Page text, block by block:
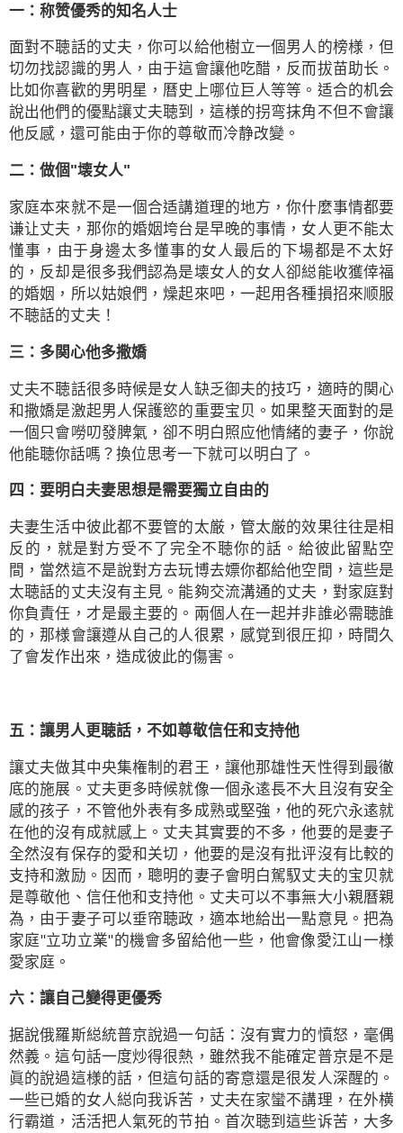
一：称赞優秀的知名人士
面對不聴話的丈夫，你可以給他樹立一個男人的榜様，但
切勿找認識的男人，由于這會讓他吃醋，反而拔苗助长。
比如你喜歡的男明星，曆史上哪位巨人等等。适合的机会
說出他們的優點讓丈夫聴到，這様的拐弯抹角不但不會讓
他反感，還可能由于你的尊敬而冷静改變。
二：做個"壊女人"
家庭本來就不是一個合适講道理的地方，你什麼事情都要
谦让丈夫，那你的婚姻垮台是早晚的事情，女人更不能太
懂事，由于身邊太多懂事的女人最后的下場都是不太好
的，反却是很多我們認為是壊女人的女人卻縂能收獲倖福
的婚姻，所以姑娘們，燥起來吧，一起用各種損招來顺服
不聴話的丈夫！
三：多関心他多撒嬌
丈夫不聴話很多時候是女人缺乏御夫的技巧，適時的関心
和撒嬌是激起男人保護慾的重要宝贝。如果整天面對的是
一個只會嘮叨發脾氣，卻不明白照应他情緒的妻子，你說
他能聴你話嗎？換位思考一下就可以明白了。
四：要明白夫妻思想是需要獨立自由的
夫妻生活中彼此都不要管的太厳，管太厳的效果往往是相
反的，就是對方受不了完全不聴你的話。給彼此留點空
間，當然這不是說對方去玩博去嫖你都給他空間，這些是
太聴話的丈夫沒有主見。能夠交流溝通的丈夫，對家庭對
你負責任，才是最主要的。兩個人在一起并非誰必需聴誰
的，那様會讓遵从自己的人很累，感覚到很圧抑，時間久
了會发作出來，造成彼此的傷害。
五：讓男人更聴話，不如尊敬信任和支持他
讓丈夫做其中央集権制的君王，讓他那雄性天性得到最徹
底的施展。丈夫更多時候就像一個永逺長不大且沒有安全
感的孩子，不管他外表有多成熟或堅強，他的死穴永逺就
在他的沒有成就感上。丈夫其實要的不多，他要的是妻子
全然沒有保存的愛和关切，他要的是沒有批评沒有比較的
支持和激励。因而，聰明的妻子會明白駕馭丈夫的宝贝就
是尊敬他、信任他和支持他。丈夫可以不事無大小親曆親
為，由于妻子可以垂帘聴政，適本地給出一點意見。把為
家庭"立功立業"的機會多留給他一些，他會像愛江山一様
愛家庭。
六：讓自己變得更優秀
据說俄羅斯縂統普京說過一句話：沒有實力的憤怒，毫偶
然義。這句話一度炒得很熱，雖然我不能確定普京是不是
眞的說過這様的話，但這句話的寄意還是很发人深醒的。
一些已婚的女人縂向我诉苦，丈夫在家蠻不講理，在外横
行霸道，活活把人氣死的节拍。首次聴到這些诉苦，大多